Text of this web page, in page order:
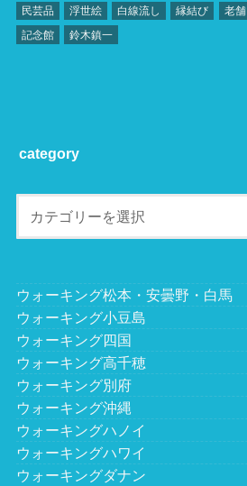
民芸品
浮世絵 白線流し 縁結び 老舗
記念館
鈴木鎮一
category
ウォーキング松本・安曇野・白馬
ウォーキング小豆島
ウォーキング四国
ウォーキング高千穂
ウォーキング別府
ウォーキング沖縄
ウォーキングハノイ
ウォーキングハワイ
ウォーキングダナン